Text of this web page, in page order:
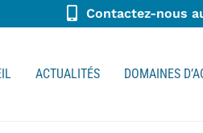
Contactez-nous
ACTUALITÉS DOMAINES